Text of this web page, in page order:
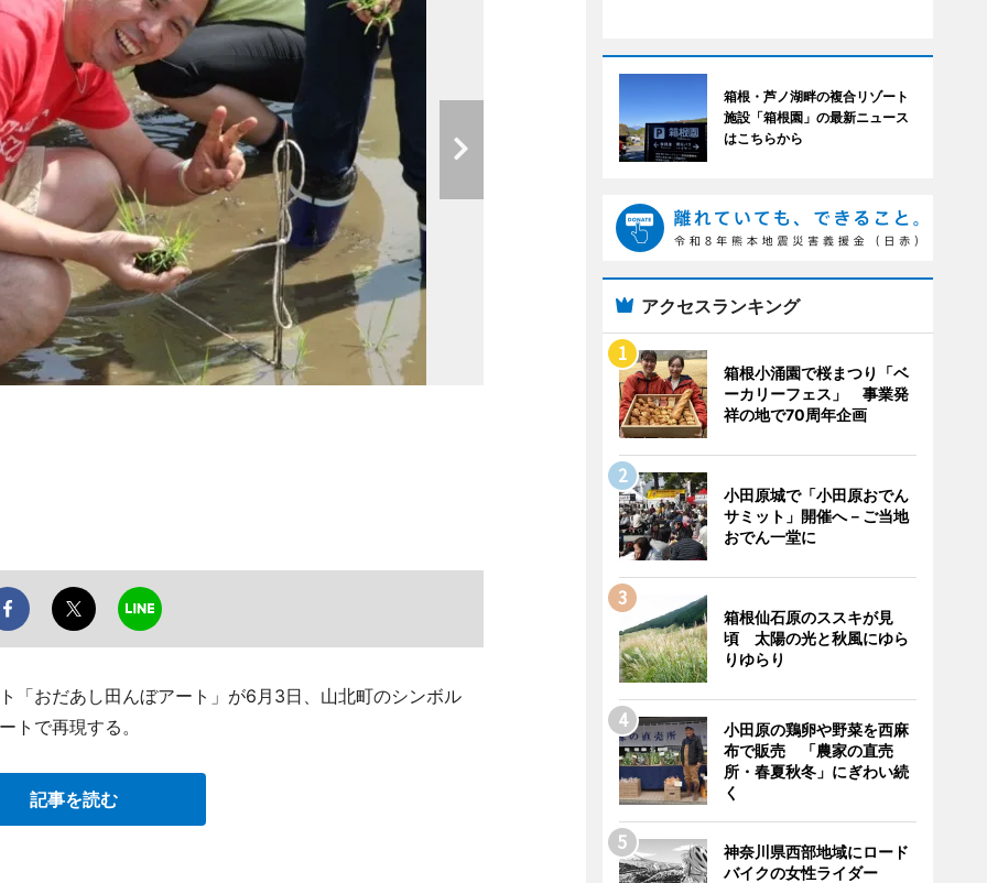
「おだあし田んぼアート」が6月3日、山北町のシンボル
トで再現する。
記事を読む
箱根・芦ノ湖畔の複合リゾート
施設「箱根園」の最新ニュース
はこちらから
アクセスランキング
箱根小涌園で桜まつり「ベ
ーカリーフェス」 事業発
祥の地で70周年企画
小田原城で「小田原おでん
サミット」開催へ－ご当地
おでん一堂に
箱根仙石原のススキが見
頃 太陽の光と秋風にゆら
りゆらり
小田原の鶏卵や野菜を西麻
布で販売 「農家の直売
所・春夏秋冬」にぎわい続
く
神奈川県西部地域にロード
バイクの女性ライダー